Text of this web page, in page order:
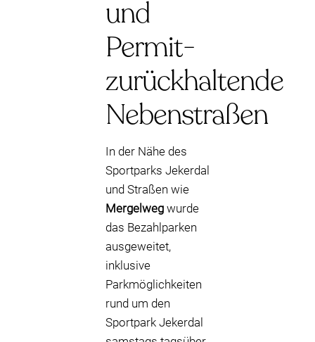
und
Permit-
zurückhaltende
Nebenstraßen
In der Nähe des
Sportparks Jekerdal
und Straßen wie
Mergelweg wurde
das Bezahlparken
ausgeweitet,
inklusive
Parkmöglichkeiten
rund um den
Sportpark Jekerdal